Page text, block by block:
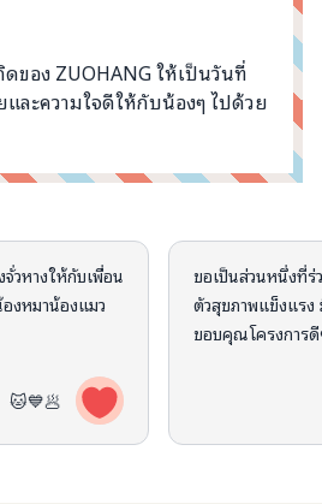
ของ ZUOHANG ให้เป็นวันที่
ละความใจดีให้กับน้องๆ ไปด้วย
ค
วหางให้กับเพื่อน
งหมาน้องแมว
🐱💙🥟
ขอเป็นส่วนหนึ่งที่ร่
ตัวสุขภาพแข็งแร
ขอบคุณโครงการ